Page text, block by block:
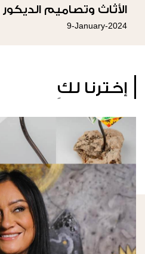
الأثاث وتصاميم
الابتكار ليكون رسالة
9-January-2024
إخترنا لكِ